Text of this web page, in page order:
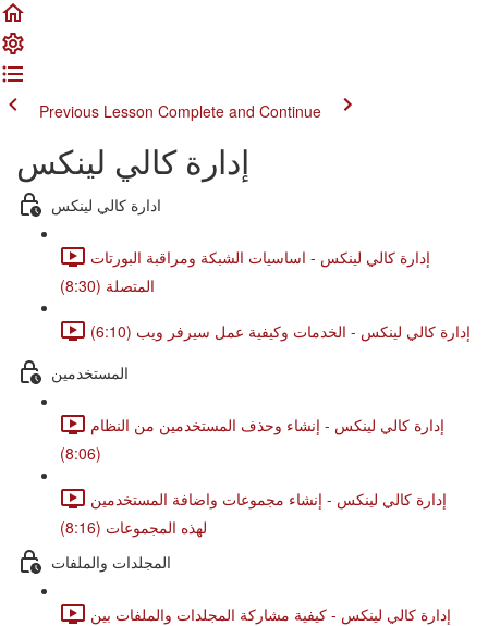
Previous Lesson Complete and Continue
إدارة كالي لينكس
ادارة كالي لينكس
إدارة كالي لينكس - اساسيات الشبكة ومراقبة البورتات
المتصلة (8:30)
إدارة كالي لينكس - الخدمات وكيفية عمل سيرفر ويب (6:10)
المستخدمين
إدارة كالي لينكس - إنشاء وحذف المستخدمين من النظام
(8:06)
إدارة كالي لينكس - إنشاء مجموعات واضافة المستخدمين
لهذه المجموعات (8:16)
المجلدات والملفات
إدارة كالي لينكس - كيفية مشاركة المجلدات والملفات بين